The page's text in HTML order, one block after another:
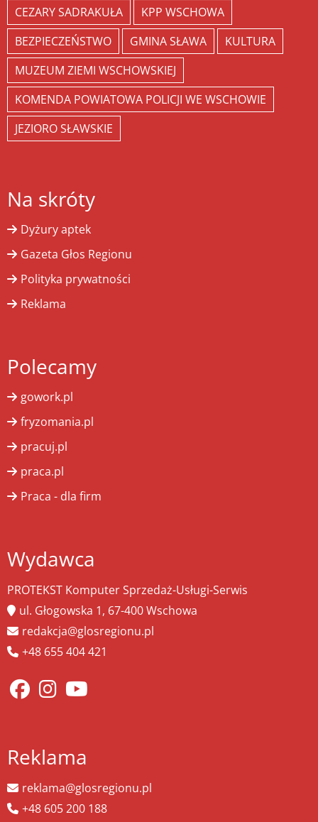
CEZARY SADRAKUŁA
KPP WSCHOWA
BEZPIECZEŃSTWO
GMINA SŁAWA
KULTURA
MUZEUM ZIEMI WSCHOWSKIEJ
KOMENDA POWIATOWA POLICJI WE WSCHOWIE
JEZIORO SŁAWSKIE
Na skróty
Dyżury aptek
Gazeta Głos Regionu
Polityka prywatności
Reklama
Polecamy
gowork.pl
fryzomania.pl
pracuj.pl
praca.pl
Praca - dla firm
Wydawca
PROTEKST Komputer Sprzedaż-Usługi-Serwis
ul. Głogowska 1, 67-400 Wschowa
redakcja@glosregionu.pl
+48 655 404 421
Reklama
reklama@glosregionu.pl
+48 605 200 188